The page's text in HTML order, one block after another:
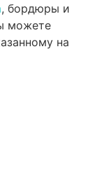
, бордюры и
можете
на